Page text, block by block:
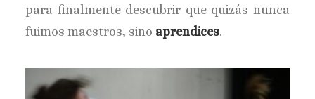
para finalmente descubrir que quizás nunca
fuimos maestros, sino aprendices.